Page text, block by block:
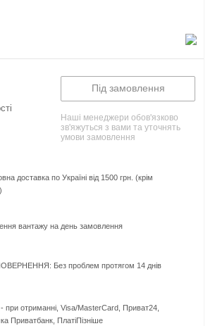
Під замовлення
Наші менеджери обов'язково
зв'яжуться з вами та уточнять
умови замовлення
доставка по Україні від 1500 грн. (крім
вантажу на день замовлення
Без проблем протягом 14 днів
отриманні, Visa/MasterCard, Приват24,
Приватбанк, ПлатіПізніше